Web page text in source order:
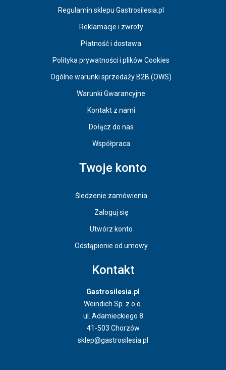
Regulamin sklepu Gastrosilesia.pl
Reklamacje i zwroty
Płatność i dostawa
Polityka prywatności i plików Cookies
Ogólne warunki sprzedaży B2B (OWS)
Warunki Gwarancyjne
Kontakt z nami
Dołącz do nas
Współpraca
Twoje konto
Śledzenie zamówienia
Zaloguj się
Utwórz konto
Odstąpienie od umowy
Kontakt
Gastrosilesia.pl
Weindich Sp. z o.o.
ul. Adamieckiego 8
41-503 Chorzów
sklep@gastrosilesia.pl